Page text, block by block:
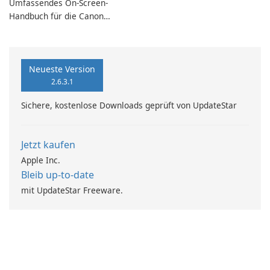
Umfassendes On-Screen-
Handbuch für die Canon
Neueste Version
2.6.3.1
Sichere, kostenlose Downloads geprüft von UpdateStar
Jetzt kaufen
Apple Inc.
Bleib up-to-date
mit UpdateStar Freeware.